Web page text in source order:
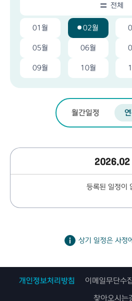
전체
01월 02월
05월 06월
09월 10월
월간일정
2026.02
등록된 일정이
상기 일정은 사정
개인정보처리방침 이메일무단수
찾아오시는